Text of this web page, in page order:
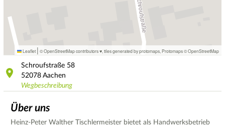
Leaflet | © OpenStreetMap contributors ♥, tiles generated by protomaps Protomaps©OpenStreetMap
Schroufstraße 58
52078 Aachen
Wegbeschreibung
Über uns
Heinz-Peter Walther Tischlermeister bietet als Handwerksbetrieb